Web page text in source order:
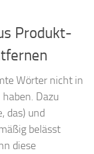
Produkt-
Wörter nicht in
Dazu
das) und
belässt
diese